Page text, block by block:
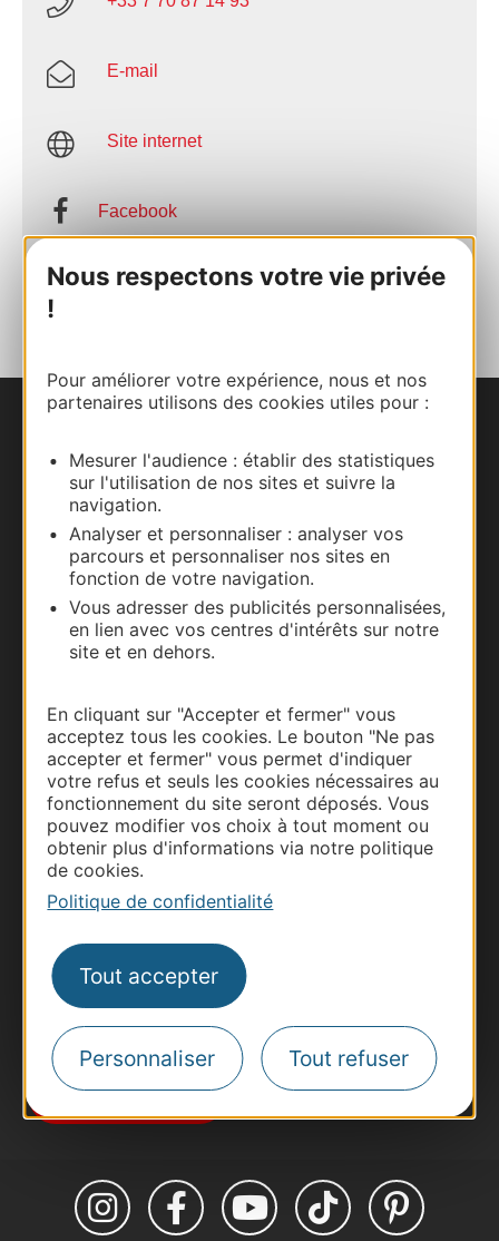
Nous respectons votre vie privée
!
Pour améliorer votre expérience, nous et nos
partenaires utilisons des cookies utiles pour :
Mesurer l'audience : établir des statistiques
sur l'utilisation de nos sites et suivre la
navigation.
Analyser et personnaliser : analyser vos
parcours et personnaliser nos sites en
fonction de votre navigation.
Vous adresser des publicités personnalisées,
en lien avec vos centres d'intérêts sur notre
site et en dehors.
En cliquant sur "Accepter et fermer" vous
acceptez tous les cookies. Le bouton "Ne pas
accepter et fermer" vous permet d'indiquer
votre refus et seuls les cookies nécessaires au
fonctionnement du site seront déposés. Vous
pouvez modifier vos choix à tout moment ou
obtenir plus d'informations via notre politique
de cookies.
Politique de confidentialité
Tout accepter
Personnaliser Tout refuser
E-mail
Site internet
Facebook
AJOUTER
AU CARNET
Carte interactive
Documentation
Thermalisme
Business/Mice
Pros d'Occitanie
Site presse et d'influence
Voyagistes
Destination Sport
Inscrivez-vous à la lettre d'information
Destination Occitanie pour recevoir des
suggestions de séjours, de visites et de sorties.
Je m'abonne